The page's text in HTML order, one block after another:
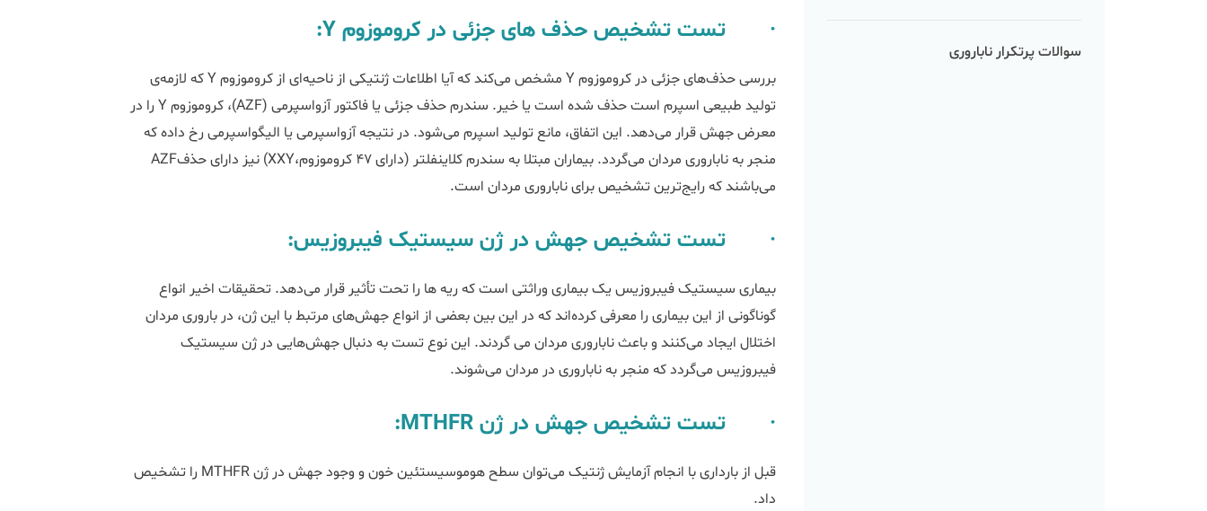
سوالات پرتکرار ناباروری
· تست تشخیص حذف های جزئی در کروموزوم Y:
بررسی حذف‌های جزئی در کروموزوم Y مشخص می‌کند که آیا اطلاعات ژنتیکی از ناحیه‌ای از کروموزوم Y که لازمه‌ی
تولید طبیعی اسپرم است حذف شده است یا خیر. سندرم حذف جزئی یا فاکتور آزواسپرمی (AZF)، کروموزوم Y را در
معرض جهش قرار ‌‌‌‌می‌دهد. این اتفاق، مانع تولید اسپرم می‌شود. در نتیجه‌ آزواسپرمی یا الیگواسپرمی رخ داده که
منجر به ناباروری مردان می‌گردد. بیماران مبتلا به سندرم کلاینفلتر (دارای 47 کروموزوم،XXY) نیز دارای حذفAZF
می‌باشند که رایج‌ترین تشخیص برای ناباروری مردان است.
· تست تشخیص جهش در ژن سیستیک ‌فیبروزیس:
بیماری سیستیک ‌فیبروزیس یک بیماری وراثتی است که ریه ‌ها را تحت تأثیر قرار ‌‌‌‌می‌دهد. تحقیقات اخیر انواع
گوناگونی از این بیماری را معرفی کرده‌اند که در این بین بعضی از انواع جهش‌های مرتبط با این ژن، در باروری مردان
اختلال ایجاد می‌کنند و باعث ناباروری مردان می گردند. این نوع تست به دنبال جهش‌‌‌هایی در ژن سیستیک
‌فیبروزیس می‌‌گردد که منجر به ناباروری در مردان می‌شوند.
· تست تشخیص جهش در ژن​ MTHFR:
قبل از بارداری با انجام آزمایش ژنتیک می‌توان سطح هوموسیستئین خون و وجود جهش در ژن MTHFR را تشخیص
داد.